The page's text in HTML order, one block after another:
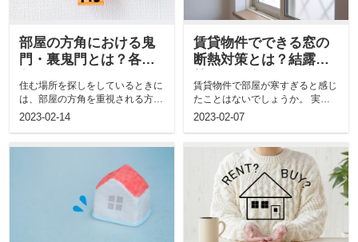
部屋の方角における鬼
門・裏鬼門とは？各方
ットを解説
住む場所を探しをしているときに
は、部屋の方角を重視される方も
多いのではないでしょうか。 そ
2023-02-14
賃貸物件でできる窓の
断熱対策とは？結露対
賃貸物件で部屋が寒すぎると感じ
たことはないでしょうか。 実は
家の断熱性能には窓が大きく関わ
2023-02-07